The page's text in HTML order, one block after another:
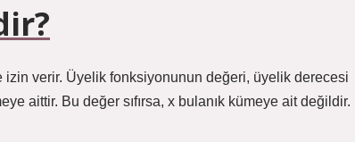
izin verir. Üyelik fonksiyonunun değeri, üyelik derecesi
aittir. Bu değer sıfırsa, x bulanık kümeye ait değildir.